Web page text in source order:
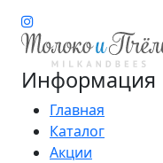
Информация
Главная
Каталог
Акции